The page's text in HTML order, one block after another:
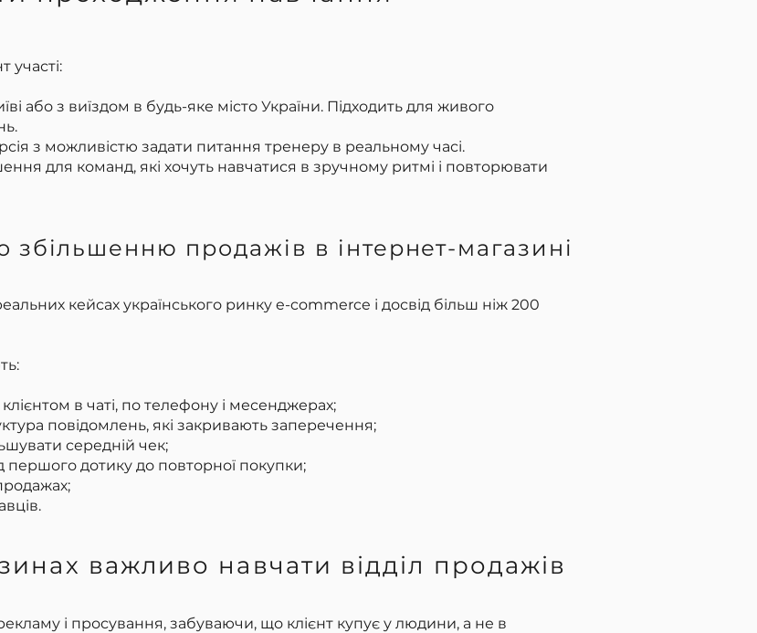
участі:
або з виїздом в будь-яке місто України. Підходить для живого
з можливістю задати питання тренеру в реальному часі.
для команд, які хочуть навчатися в зручному ритмі і повторювати
збільшенню продажів в інтернет-магазині
кейсах українського ринку e-commerce і досвід більш ніж 200
в чаті, по телефону і месенджерах;
повідомлень, які закривають заперечення;
середній чек;
першого дотику до повторної покупки;
важливо навчати відділ продажів
і просування, забуваючи, що клієнт купує у людини, а не в